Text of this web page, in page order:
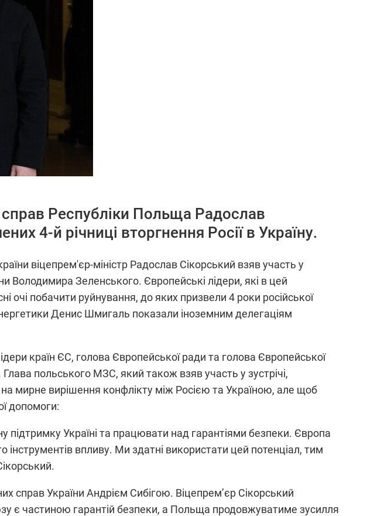
справ Республіки Польща Радослав
4-й річниці вторгнення Росії в Україну.
віцепрем'єр-міністр Радослав Сікорський взяв участь у
Володимира Зеленського. Європейські лідери, які в цей
очі побачити руйнування, до яких призвели 4 роки російської
Денис Шмигаль показали іноземним делегаціям
країн ЄС, голова Європейської ради та голова Європейської
польського МЗС, який також взяв участь у зустрічі,
мирне вирішення конфлікту між Росією та Україною, але щоб
допомоги:
Україні та працювати над гарантіями безпеки. Європа
впливу. Ми здатні використати цей потенціал, тим
справ України Андрієм Сибігою. Віцепрем’єр Сікорський
є частиною гарантій безпеки, а Польща продовжуватиме зусилля